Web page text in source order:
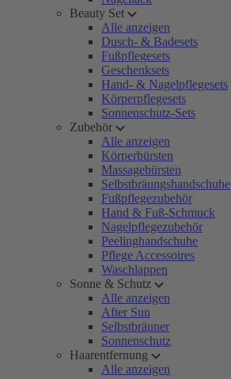
Beauty Set
Alle anzeigen
Dusch- & Badesets
Fußpflegesets
Geschenksets
Hand- & Nagelpflegesets
Körperpflegesets
Sonnenschutz-Sets
Zubehör
Alle anzeigen
Körperbürsten
Massagebürsten
Selbstbräungshandschuhe
Fußpflegezubehör
Hand & Fuß-Schmuck
Nagelpflegezubehör
Peelinghandschuhe
Pflege Accessoires
Waschlappen
Sonne & Schutz
Alle anzeigen
After Sun
Selbstbräuner
Sonnenschutz
Haarentfernung
Alle anzeigen